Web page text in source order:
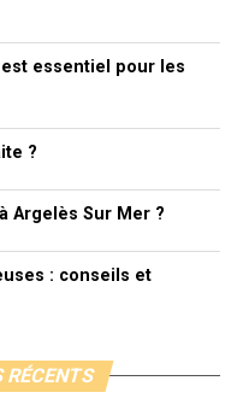
essentiel pour les
?
Argelès Sur Mer ?
: conseils et
RÉCENTS